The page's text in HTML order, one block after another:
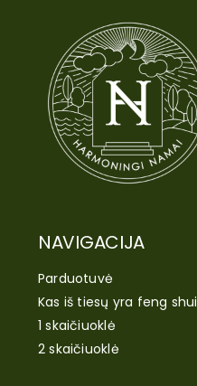
NAVIGACIJA
Parduotuvė
Kas iš tiesų yra feng shui
1 skaičiuoklė
2 skaičiuoklė